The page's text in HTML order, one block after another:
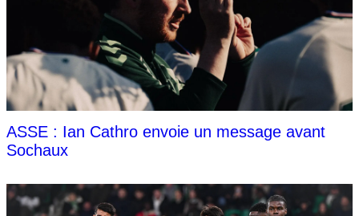
ASSE : Ian Cathro envoie un message avant
Sochaux